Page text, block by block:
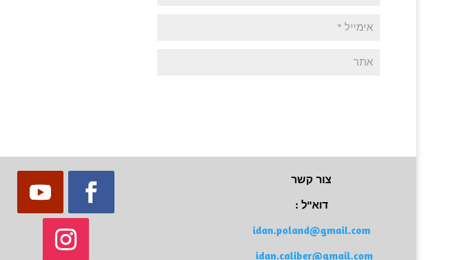
צור קשר
דוא"ל :
idan.poland@gmail.com
idan.caliber@gmail.com